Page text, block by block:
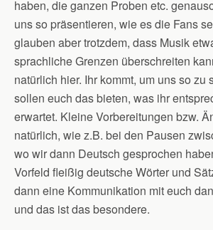
haben, die ganzen Proben etc.
uns so präsentieren, wie es die Fans
glauben aber trotzdem, dass Musik
sprachliche Grenzen überschreiten
natürlich hier. Ihr kommt, um uns so zu
sollen euch das bieten, was ihr
erwartet. Kleine Vorbereitungen bzw.
natürlich, wie z.B. bei den Pausen
wo wir dann Deutsch gesprochen
Vorfeld fleißig deutsche Wörter und
dann eine Kommunikation mit euch
und das ist das besondere.